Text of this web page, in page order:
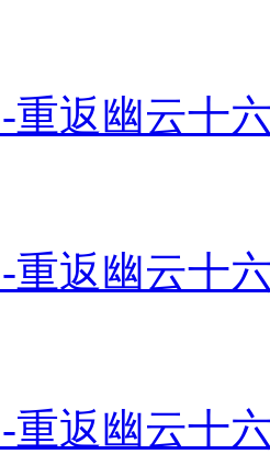
重返幽云十
重返幽云十
重返幽云十